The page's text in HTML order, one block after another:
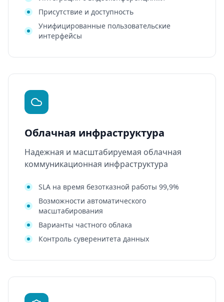
Присутствие и доступность
Унифицированные пользовательские
интерфейсы
Облачная инфраструктура
Надежная и масштабируемая облачная
коммуникационная инфраструктура
SLA на время безотказной работы 99,9%
Возможности автоматического
масштабирования
Варианты частного облака
Контроль суверенитета данных